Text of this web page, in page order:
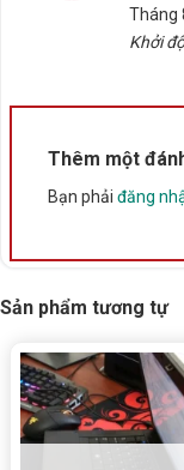
sao
Tháng
Khởi
Thêm một
Bạn phải đăng
Sản phẩm tương tự